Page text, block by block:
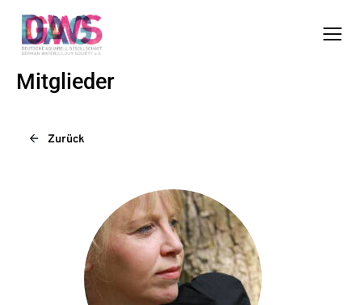
Mitglieder
Zurück